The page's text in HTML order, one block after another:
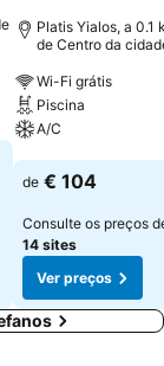
Platis Yialos, a 0.1
de Centro da
Wi-Fi grátis
Piscina
A/C
Ver preços
de € 104
Consulte os preços
14 sites
Ver preços